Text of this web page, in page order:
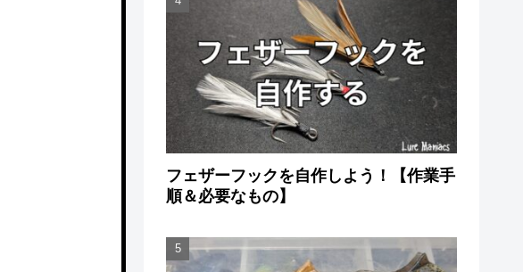
フェザーフックを自作しよう！【作業手
順＆必要なもの】